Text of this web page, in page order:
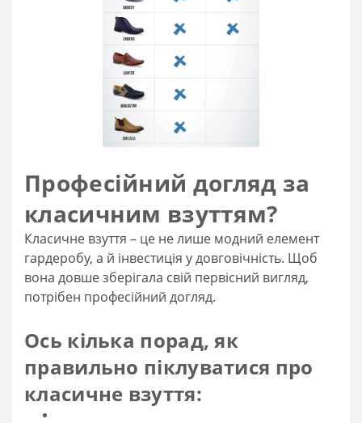
Професійний догляд за
класичним взуттям?
Класичне взуття – це не лише модний елемент
гардеробу, а й інвестиція у довговічність. Щоб
вона довше зберігала свій первісний вигляд,
потрібен професійний догляд.
Ось кілька порад, як
правильно піклуватися про
класичне взуття: